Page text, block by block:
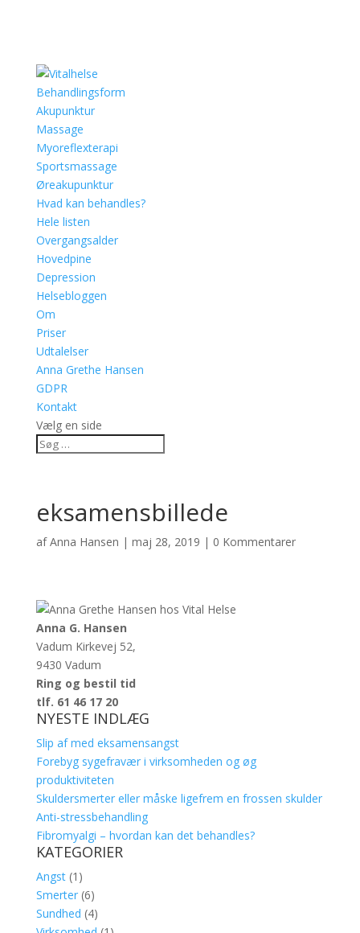
Behandlingsform
Akupunktur
Massage
Myoreflexterapi
Sportsmassage
Øreakupunktur
Hvad kan behandles?
Hele listen
Overgangsalder
Hovedpine
Depression
Helsebloggen
Om
Priser
Udtalelser
Anna Grethe Hansen
GDPR
Kontakt
Vælg en side
eksamensbillede
afAnna Hansen | maj 28, 2019 | 0 Kommentarer
Anna G. Hansen
Vadum Kirkevej 52,
9430 Vadum
Ring og bestil tid
tlf. 61 46 17 20
NYESTE INDLÆG
Slip af med eksamensangst
Forebyg sygefravær i virksomheden og øg
produktiviteten
Skuldersmerter eller måske ligefrem en frossen skulder
Anti-stressbehandling
Fibromyalgi – hvordan kan det behandles?
KATEGORIER
Angst(1)
Smerter(6)
Sundhed (4)